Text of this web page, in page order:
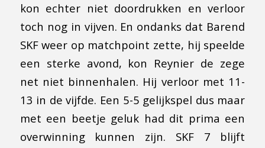
kon echter niet doordrukken en verloor
toch nog in vijven. En ondanks dat Barend
SKF weer op matchpoint zette, hij speelde
een sterke avond, kon Reynier de zege
net niet binnenhalen. Hij verloor met 11-
13 in de vijfde. Een 5-5 gelijkspel dus maar
met een beetje geluk had dit prima een
overwinning kunnen zijn. SKF 7 blijft